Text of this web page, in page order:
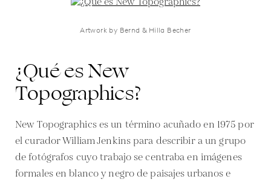
Artwork by Bernd & Hilla Becher
¿Qué es New
Topographics?
New Topographics es un término acuñado en 1975 por
el curador William Jenkins para describir a un grupo
de fotógrafos cuyo trabajo se centraba en imágenes
formales en blanco y negro de paisajes urbanos e